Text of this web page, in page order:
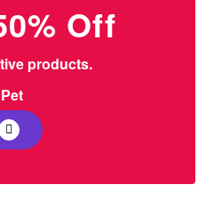
Off
products.